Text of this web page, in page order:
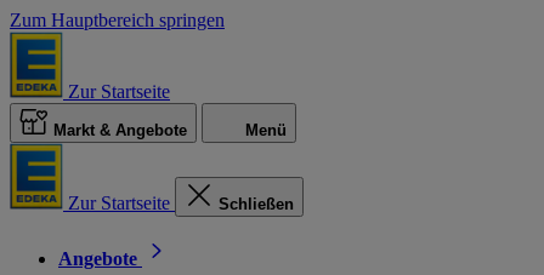
Zum Hauptbereich springen
Zur Startseite
Markt & Angebote Menü
Zur Startseite Schließen
Angebote